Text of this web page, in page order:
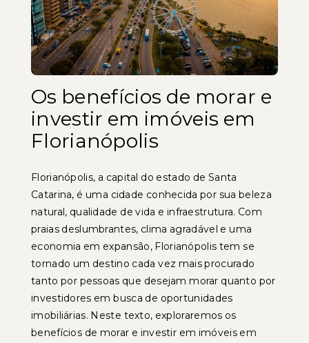
Os benefícios de morar e
investir em imóveis em
Florianópolis
Florianópolis, a capital do estado de Santa
Catarina, é uma cidade conhecida por sua beleza
natural, qualidade de vida e infraestrutura. Com
praias deslumbrantes, clima agradável e uma
economia em expansão, Florianópolis tem se
tornado um destino cada vez mais procurado
tanto por pessoas que desejam morar quanto por
investidores em busca de oportunidades
imobiliárias. Neste texto, exploraremos os
benefícios de morar e investir em imóveis em